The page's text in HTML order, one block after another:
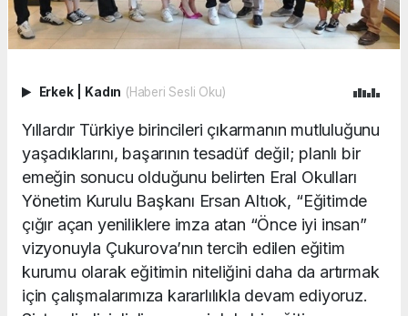
Erkek Kadın (Haberi Sesli Oku)
Yıllardır Türkiye birincileri çıkarmanın mutluluğunu
yaşadıklarını, başarının tesadüf değil; planlı bir
emeğin sonucu olduğunu belirten Eral Okulları
Yönetim Kurulu Başkanı Ersan Altıok, “Eğitimde
çığır açan yeniliklere imza atan “Önce iyi insan”
vizyonuyla Çukurova’nın tercih edilen eğitim
kurumu olarak eğitimin niteliğini daha da artırmak
için çalışmalarımıza kararlılıkla devam ediyoruz.